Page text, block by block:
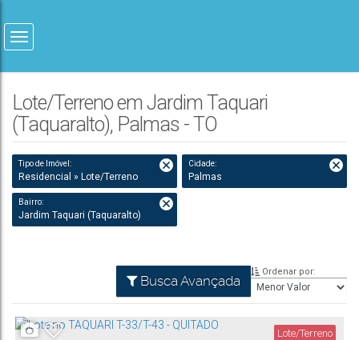
Lote/Terreno em Jardim Taquari
(Taquaralto), Palmas - TO
Tipo de Imóvel:
Residencial » Lote/Terreno
Cidade:
Palmas
Bairro:
Jardim Taquari (Taquaralto)
Busca Avançada
Ordenar por:
Lote/Terreno